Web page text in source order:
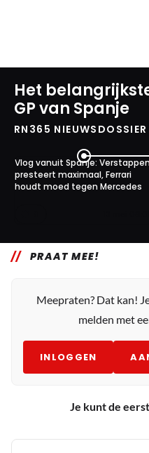
Het
GP van Spanje
RN365 NIEUWSDOSSIER
Vlog vanuit Spanje: Verstappen
presteert maximaal, Ferrari
houdt moed tegen Mercedes
PRAAT MEE!
Meepraten? Dat kan!
melden met
INLOGGEN
Je kunt de